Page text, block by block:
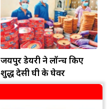
जयपुर डेयरी ने लॉन्च किए
शुद्ध देसी घी के घेवर